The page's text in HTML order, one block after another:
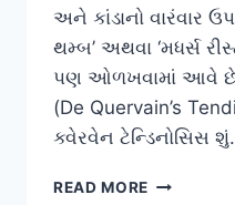
અને કાંડાનો વારંવાર
થમ્બ’ અથવા ‘મધર્સ
પણ ઓળખવામાં આવે છે.
(De Quervain’s
ક્વેરવેન ટેન્ડિનોસિસ
READ MORE